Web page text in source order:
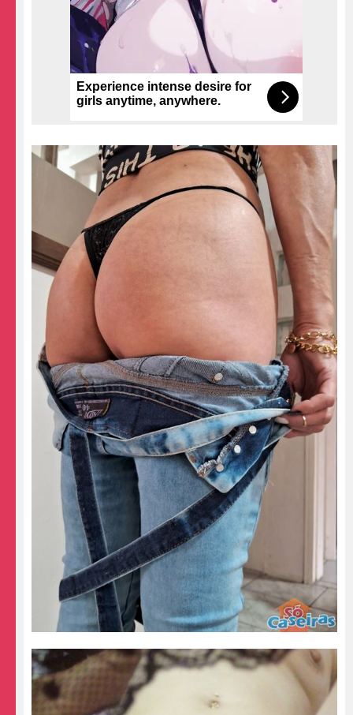
Experience intense desire for
girls anytime, anywhere.